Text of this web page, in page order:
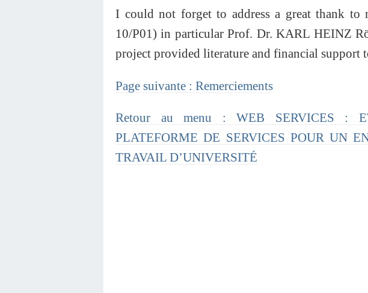
I could not forget to address a great thank to
10/P01) in particular Prof. Dr. KARL HEINZ
project provided literature and financial support
Page suivante : Remerciements
Retour au menu : WEB SERVICES :
PLATEFORME DE SERVICES POUR UN
TRAVAIL D’UNIVERSITÉ